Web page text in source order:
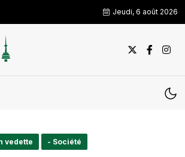
Jeudi, 6 août 2026
vedette - Société